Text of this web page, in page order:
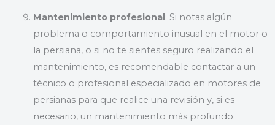
Mantenimiento profesional: Si notas algún
problema o comportamiento inusual en el motor o
la persiana, o si no te sientes seguro realizando el
mantenimiento, es recomendable contactar a un
técnico o profesional especializado en motores de
persianas para que realice una revisión y, si es
necesario, un mantenimiento más profundo.